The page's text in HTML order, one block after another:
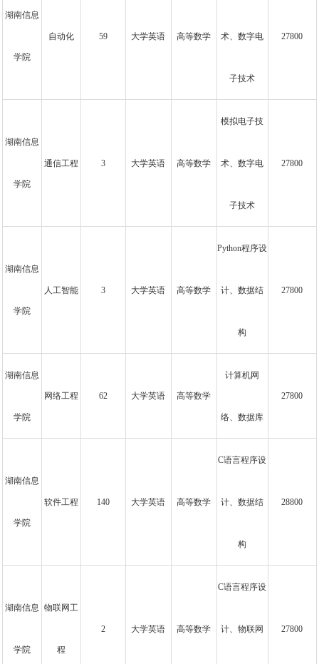
湖南信息
学院
自动化 59 大学英语 高等数学 术、数字电
子技术
27800
湖南信息
学院
通信工程 3 大学英语 高等数学
模拟电子技
术、数字电
子技术
27800
湖南信息
学院
人工智能 3 大学英语 高等数学
Python程序设
计、数据结
构
27800
湖南信息
学院
网络工程 62 大学英语 高等数学
计算机网
络、数据库
27800
湖南信息
学院
软件工程 140 大学英语 高等数学
C语言程序设
计、数据结
构
28800
湖南信息
学院
物联网工
程
2 大学英语 高等数学
C语言程序设
计、物联网 27800